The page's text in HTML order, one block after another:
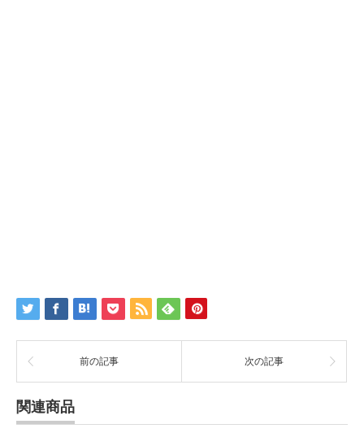
前の記事 次の記事
関連商品